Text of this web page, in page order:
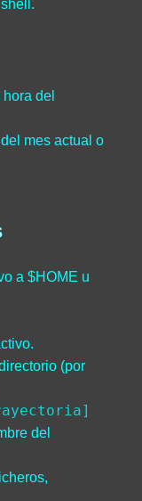
del
mes actual o
a $HOME u
(por
del